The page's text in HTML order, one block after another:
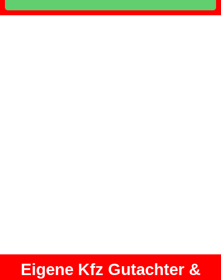
Eigene Kfz Gutachter &